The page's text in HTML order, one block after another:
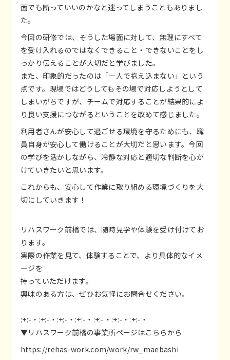
面でも断っていいのかなと迷ってしまうこともありまし
た。
今回の研修では、そうした場面に対して、無理にすべて
を受け入れるのではなくできること・できないことをし
っかり伝えることが大切だと学びました。
また、印象的だったのは「一人で抱え込まない」という
点です。現場ではどうしてもその場で対応しようとして
しまいがちですが、チームで対応することが結果的によ
り良い支援につながるということを改めて感じました。
利用者さんが安心して過ごせる環境を守るためにも、職
員自身が安心して働けることが大切だと思います。今回
の学びを活かしながら、冷静な対応と適切な判断を心が
けていきたいと思います。
これからも、安心して作業に取り組める環境づくりを大
切にしていきます！
リハスワーク前橋では、随時見学や体験を受け付けてお
ります。
実際の作業を見て、体験することで、より具体的なイメ
ージを
持っていただけます。
興味のある方は、ぜひお気軽にお問合せください。
:+:-・:+:-・:+:-・:+:-・:+:-・:+:-・:+:-・
▼リハスワーク前橋の事業所ページはこちらから
https://rehas-work.com/work/rw_maebashi